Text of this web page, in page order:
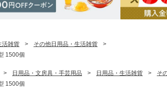
活雑貨 > その他日用品・生活雑貨
>
1500個
> 日用品・文房具・手芸用品 > 日用品・生活雑貨 >
そ
1500個